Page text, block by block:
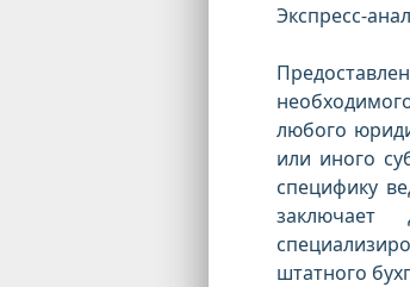
Экспресс-
любого
или иного
специфику
заключает
штатного